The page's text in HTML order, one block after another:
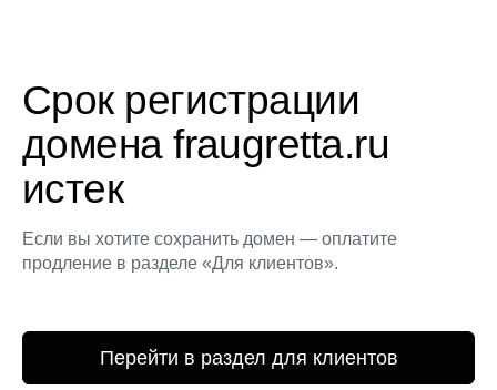
Срок регистрации
домена fraugretta.ru
истек
Если вы хотите сохранить домен — оплатите
продление в разделе «Для клиентов».
Перейти в раздел для клиентов